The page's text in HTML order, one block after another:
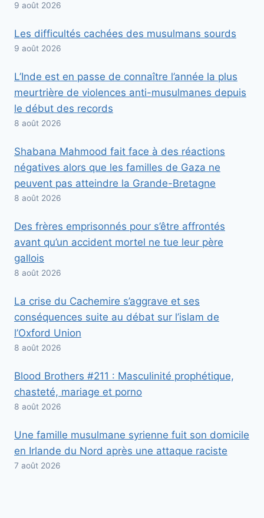
9 août 2026
Les difficultés cachées des musulmans sourds
9 août 2026
L’Inde est en passe de connaître l’année la plus
meurtrière de violences anti-musulmanes depuis
le début des records
8 août 2026
Shabana Mahmood fait face à des réactions
négatives alors que les familles de Gaza ne
peuvent pas atteindre la Grande-Bretagne
8 août 2026
Des frères emprisonnés pour s’être affrontés
avant qu’un accident mortel ne tue leur père
gallois
8 août 2026
La crise du Cachemire s’aggrave et ses
conséquences suite au débat sur l’islam de
l’Oxford Union
8 août 2026
Blood Brothers #211 : Masculinité prophétique,
chasteté, mariage et porno
8 août 2026
Une famille musulmane syrienne fuit son domicile
en Irlande du Nord après une attaque raciste
7 août 2026